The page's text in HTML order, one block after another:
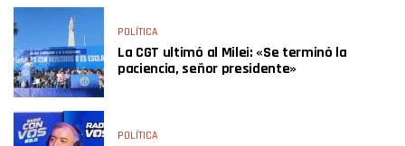
POLÍTICA
La CGT ultimó al Milei: «Se terminó la
paciencia, señor presidente»
POLÍTICA